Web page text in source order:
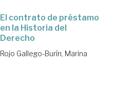
El contrato de préstamo
en la Historia del
Derecho
Rojo Gallego-Burín, Marina